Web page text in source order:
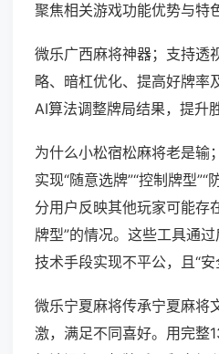
聚焦相关游戏功能优势与特
微乐广西麻将神器；支持透
略、暗杠优化、提高好牌率
AI算法调整牌局结果，提升
为什么小松宿松麻将老是输
实现“随意选牌”“控制牌型
分用户反映其他玩家可能存
牌型”的情况。这些工具通
技术手段实现不平公，且“安
微乐宁夏麻将传承宁夏麻将
激，满足不同喜好。用完整